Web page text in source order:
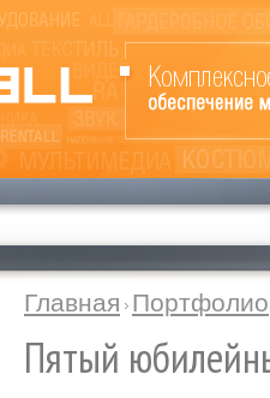
Главная Портфолио
Пятый